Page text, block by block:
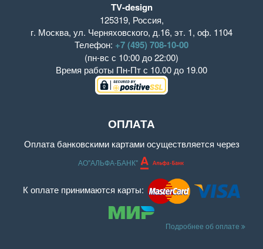
TV-design
125319, Россия,
г. Москва, ул. Черняховского, д.16, эт. 1, оф. 1104
Телефон: +7 (495) 708-10-00
(пн-вс с 10:00 до 22:00)
Время работы Пн-Пт с 10.00 до 19.00
ОПЛАТА
Оплата банковскими картами осуществляется через
АО"АЛЬФА-БАНК"
К оплате принимаются карты:
Подробнее об оплате